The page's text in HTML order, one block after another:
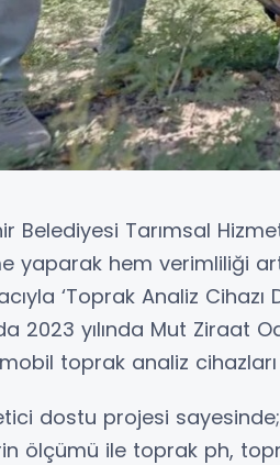
Belediyesi Tarımsal
yaparak hem verimliliği
‘Toprak Analiz
2023 yılında Mut Ziraat
mobil toprak analiz
dostu projesi
ölçümü ile toprak ph,